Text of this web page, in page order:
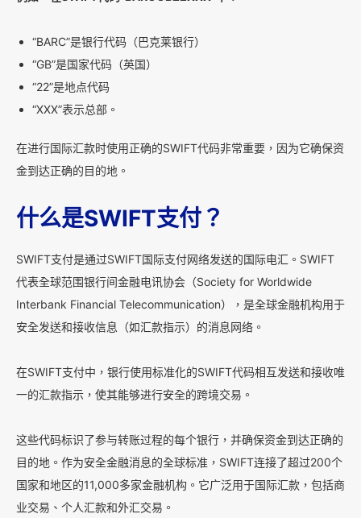
“BARC”是银行代码（巴克莱银行）
“GB”是国家代码（英国）
“22”是地点代码
“XXX”表示总部。
在进行国际汇款时使用正确的SWIFT代码非常重要，因为它确保资
金到达正确的目的地。
什么是SWIFT支付？
SWIFT支付是通过SWIFT国际支付网络发送的国际电汇。SWIFT
代表全球范围银行间金融电讯协会（Society for Worldwide
Interbank Financial Telecommunication），是全球金融机构用于
安全发送和接收信息（如汇款指示）的消息网络。
在SWIFT支付中，银行使用标准化的SWIFT代码相互发送和接收唯
一的汇款指示，使其能够进行安全的跨境交易。
这些代码标识了参与转账过程的每个银行，并确保资金到达正确的
目的地。作为安全金融消息的全球标准，SWIFT连接了超过200个
国家和地区的11,000多家金融机构。它广泛用于国际汇款，包括商
业交易、个人汇款和外汇交易。